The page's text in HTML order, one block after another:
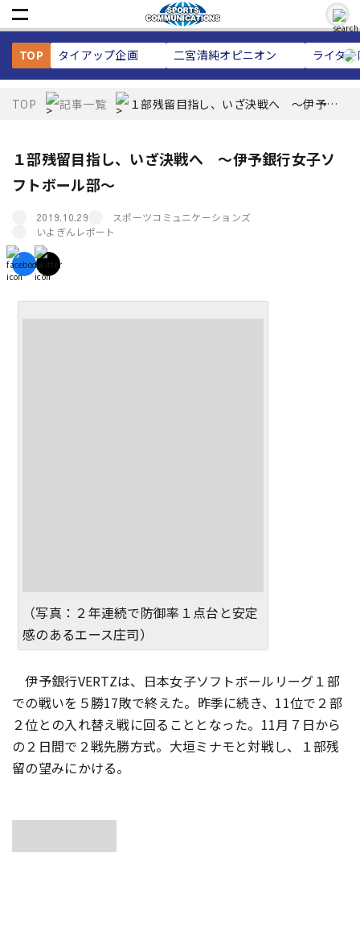
TOP タイアップ企画 二宮清純オピニオン ライタ
TOP 記事一覧 １部残留目指し、いざ決戦へ ～伊予銀
１部残留目指し、いざ決戦へ ～伊予銀行女子ソ
フトボール部～
2019.10.29
スポーツコミュニケーションズ
いよぎんレポート
（写真：２年連続で防御率１点台と安定
感のあるエース庄司）
伊予銀行VERTZは、日本女子ソフトボールリーグ１部
での戦いを５勝17敗で終えた。昨季に続き、11位で２部
２位との入れ替え戦に回ることとなった。11月７日から
の２日間で２戦先勝方式。大垣ミナモと対戦し、１部残
留の望みにかける。